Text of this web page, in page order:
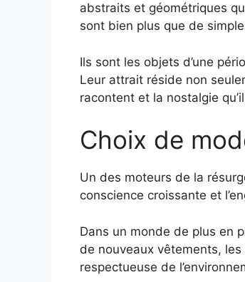
abstraits et géométriques
sont bien plus que de
Ils sont les objets d’une
Leur attrait réside non
racontent et la nostalgie
Choix de
Un des moteurs de la
conscience croissante et
Dans un monde de plus en
de nouveaux vêtements,
respectueuse de